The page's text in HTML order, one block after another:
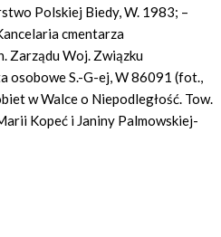
Polskiej Biedy, W. 1983; –
cmentarza
Zarządu Woj. Związku
osobowe S.-G-ej, W 86091 (fot.,
w Walce o Niepodległość. Tow.
Kopeć i Janiny Palmowskiej-